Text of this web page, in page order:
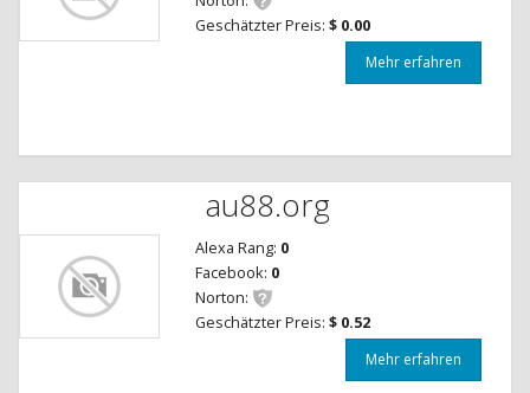
Geschätzter Preis: $ 0.00
Mehr erfahren
au88.org
Alexa Rang: 0
Facebook: 0
Norton:
Geschätzter Preis: $ 0.52
Mehr erfahren